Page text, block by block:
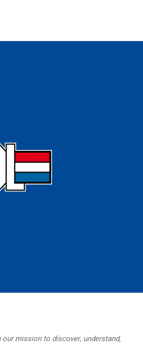
our mission to discover, understand,